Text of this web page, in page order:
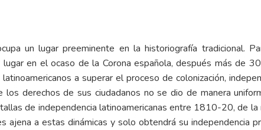
un lugar preeminente en la historiografía tradicional.
en el ocaso de la Corona española, después más de
a superar el proceso de colonización,
los derechos de sus ciudadanos no se dio de manera
de independencia latinoamericanas entre 1810-20, de
ajena a estas dinámicas y solo obtendrá su independencia